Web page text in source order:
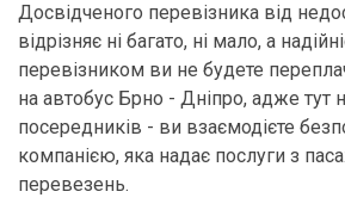
Досвідченого перевізника від
відрізняє ні багато, ні мало, а
перевізником ви не будете
на автобус Брно - Дніпро, адже тут
посередників - ви взаємодієте
компанією, яка надає послуги з
перевезень.